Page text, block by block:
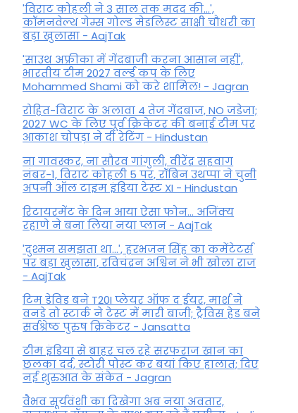
'विराट कोहली ने 3 साल तक मदद की...',
कॉमनवेल्थ गेम्स गोल्ड मेडलिस्ट साक्षी चौधरी का
बड़ा खुलासा - AajTak
'साउथ अफ्रीका में गेंदबाजी करना आसान नहीं',
भारतीय टीम 2027 वर्ल्‍ड कप के लिए
Mohammed Shami को करे शामिल! - Jagran
रोहित-विराट के अलावा 4 तेज गेंदबाज, NO जडेजा;
2027 WC के लिए पूर्व क्रिकेटर की बनाई टीम पर
आकाश चोपड़ा ने दी रेटिंग - Hindustan
ना गावस्कर, ना सौरव गांगुली, वीरेंद्र सहवाग
नंबर-1, विराट कोहली 5 पर, रॉबिन उथप्पा ने चुनी
अपनी ऑल टाइम इंडिया टेस्ट XI - Hindustan
रिटायरमेंट के दिन आया ऐसा फोन... अजिंक्य
रहाणे ने बना लिया नया प्लान - AajTak
'दुश्मन समझता था...', हरभजन सिंह का कमेंटेटर्स
पर बड़ा खुलासा, रव‍िचंद्रन अश्विन ने भी खोला राज
- AajTak
टिम डेविड बने T20I प्लेयर ऑफ द ईयर, मार्श ने
वनडे तो स्टार्क ने टेस्ट में मारी बाजी; ट्रैविस हेड बने
सर्वश्रेष्ठ पुरुष क्रिकेटर - Jansatta
टीम इंडिया से बाहर चल रहे सरफराज खान का
छलका दर्द, स्टोरी पोस्ट कर बयां किए हालात; दिए
नई शुरुआत के संकेत - Jagran
वैभव सूर्यवंशी का दिखेगा अब नया अवतार,